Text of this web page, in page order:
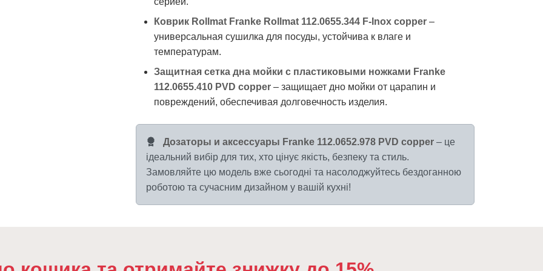
Коврик Rollmat Franke Rollmat 112.0655.344 F-Inox copper –
универсальная сушилка для посуды, устойчива к влаге и
температурам.
Защитная сетка дна мойки с пластиковыми ножками Franke
112.0655.410 PVD copper – защищает дно мойки от царапин и
повреждений, обеспечивая долговечность изделия.
Дозаторы и аксессуары Franke 112.0652.978 PVD copper – це
ідеальний вибір для тих, хто цінує якість, безпеку та стиль.
Замовляйте цю модель вже сьогодні та насолоджуйтесь бездоганною
роботою та сучасним дизайном у вашій кухні!